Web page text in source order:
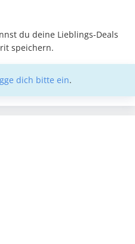
du deine Lieblings-Deals
speichern.
dich bitte ein.